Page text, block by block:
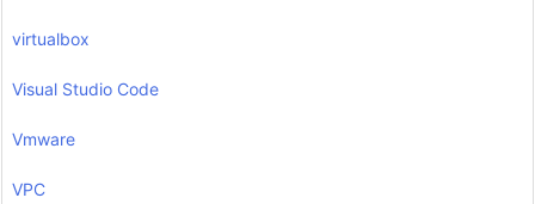
virtualbox
Visual Studio Code
Vmware
VPC